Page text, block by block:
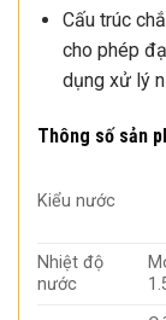
Cấu trúc
cho phép
dụng xử lý
Thông số sản
Kiểu nước
Nhiệt độ
nước